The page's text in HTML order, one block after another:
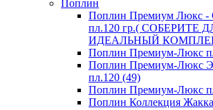
Поплин
Поплин Премиум Люкс -
пл.120 гр.( СОБЕРИТЕ
ИДЕАЛЬНЫЙ
Поплин Премиум-Люкс
Поплин Премиум-Люкс
пл.120 (49)
Поплин Премиум-Люкс
Поплин Коллекция